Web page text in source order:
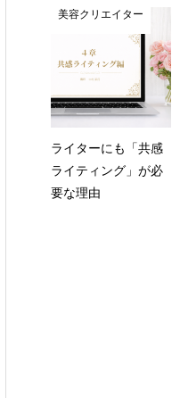
美容クリエイター
ライターにも「共感
ライティング」が必
要な理由